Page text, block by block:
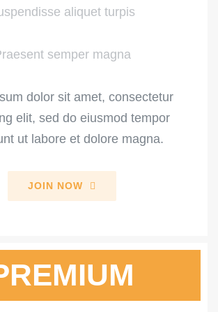
aliquet turpis
semper magna
dolor sit amet, consectetur
elit, sed do eiusmod tempor
ut labore et dolore magna.
JOIN NOW